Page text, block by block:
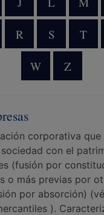
R S T
W Z
corporativa que
con el
(fusión por
o más previas por
por absorción)
).